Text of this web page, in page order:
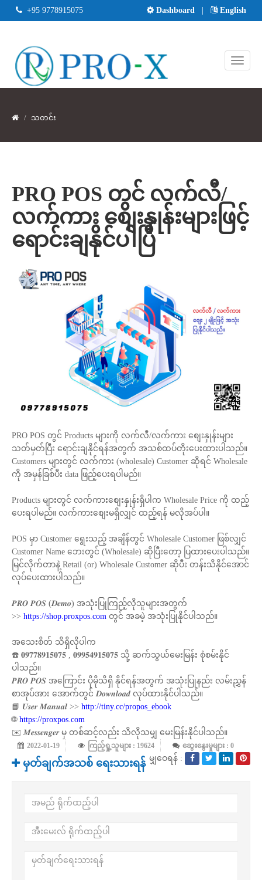
Dashboard English
+95 9778915075
သတင်း
PRO POS တွင် လက်လီ/
လက်ကား စျေးနှုန်းများဖြင့်
ရောင်းချနိုင်ပါပြီ
PRO POS တွင် Products များကို လက်လီ/လက်ကား စျေးနှုန်းများ
သတ်မှတ်ပြီး ရောင်းချနိုင်ရန်အတွက် အသစ်ထပ်တိုးပေးထားပါသည်။
Customers များတွင် လက်ကား (wholesale) Customer ဆိုရင် Wholesale
ကို အမှန်ခြစ်ပီး data ဖြည့်ပေးရပါမည်။
Products များတွင် လက်ကားစျေးနှုန်းရှိပါက Wholesale Price ကို ထည့်
ပေးရပါမည်။ လက်ကားစျေးမရှိလျှင် ထည့်ရန် မလိုအပ်ပါ။
POS မှာ Customer ရွေးသည့် အချိန်တွင် Wholesale Customer ဖြစ်လျှင်
Customer Name ဘေးတွင် (Wholesale) ဆိုပြီးတော့ ပြထားပေးပါသည်။
မြင်လိုက်တာနဲ့ Retail (or) Wholesale Customer ဆိုပီး တန်းသိနိုင်အောင်
လုပ်ပေးထားပါသည်။
𝑷𝑹𝑶 𝑷𝑶𝑺 (𝑫𝒆𝒎𝒐) အသုံးပြုကြည့်လိုသူများအတွက်
>> https://shop.proxpos.com တွင် အခမဲ့ အသုံးပြုနိုင်ပါသည်။
အသေးစိတ် သိရှိလိုပါက
☎️ 𝟎𝟗𝟕𝟕𝟖𝟗𝟏𝟓𝟎𝟕𝟓 , 𝟎𝟗𝟗𝟓𝟒𝟗𝟏𝟓𝟎𝟕𝟓 သို့ ဆက်သွယ်မေးမြန်း စုံစမ်းနိုင်
ပါသည်။
𝑷𝑹𝑶 𝑷𝑶𝑺 အကြောင်း ပိုမိုသိရှိ နိုင်ရန်အတွက် အသုံးပြုနည်း လမ်းညွှန်
စာအုပ်အား အောက်တွင် 𝑫𝒐𝒘𝒏𝒍𝒐𝒂𝒅 လုပ်ထားနိုင်ပါသည်။
📘 𝑼𝒔𝒆𝒓 𝑴𝒂𝒏𝒖𝒂𝒍 >> http://tiny.cc/propos_ebook
🌐 https://proxpos.com
✉️ 𝑴𝒆𝒔𝒔𝒆𝒏𝒈𝒆𝒓 မှ တစ်ဆင့်လည်း သိလိုသမျှ မေးမြန်းနိုင်ပါသည်။
2022-01-19 ကြည့်ရှု့သူများ : 19624 ဆွေးနွေးမှုများ : 0
မျှဝေရန် :
မှတ်ချက်အသစ် ရေးသားရန်